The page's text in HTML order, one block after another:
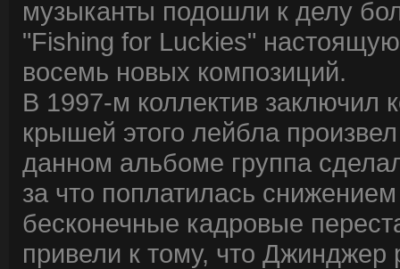
музыканты подошли к делу
"Fishing for Luckies"
восемь новых композиций.
В 1997-м коллектив заключил
крышей этого лейбла
данном альбоме группа
за что поплатилась
бесконечные кадровые
привели к тому, что Джинджер